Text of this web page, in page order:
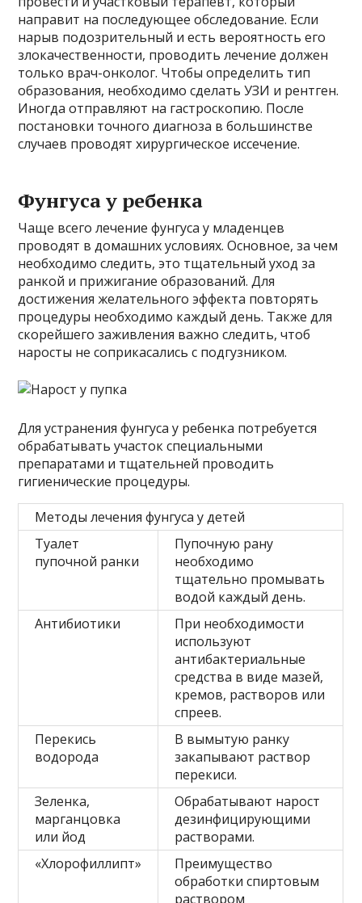
направит на последующее обследование. Если
нарыв подозрительный и есть вероятность его
злокачественности, проводить лечение должен
только врач-онколог. Чтобы определить тип
образования, необходимо сделать УЗИ и рентген.
Иногда отправляют на гастроскопию. После
постановки точного диагноза в большинстве
случаев проводят хирургическое иссечение.
Фунгуса у ребенка
Чаще всего лечение фунгуса у младенцев
проводят в домашних условиях. Основное, за чем
необходимо следить, это тщательный уход за
ранкой и прижигание образований. Для
достижения желательного эффекта повторять
процедуры необходимо каждый день. Также для
скорейшего заживления важно следить, чтоб
наросты не соприкасались с подгузником.
Для устранения фунгуса у ребенка потребуется
обрабатывать участок специальными
препаратами и тщательней проводить
гигиенические процедуры.
Методы лечения фунгуса у детей
Туалет
пупочной ранки
Пупочную рану
необходимо
тщательно промывать
водой каждый день.
Антибиотики
При необходимости
используют
антибактериальные
средства в виде мазей,
кремов, растворов или
спреев.
Перекись
водорода
В вымытую ранку
закапывают раствор
перекиси.
Зеленка,
марганцовка
или йод
Обрабатывают нарост
дезинфицирующими
растворами.
«Хлорофиллипт»
Преимущество
обработки спиртовым
раствором